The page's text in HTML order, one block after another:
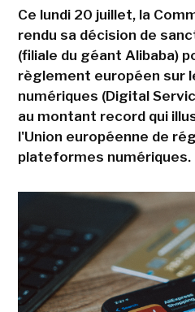
Ce lundi 20 juillet, la
rendu sa décision de
(filiale du géant Alibaba)
règlement européen sur
numériques (Digital
au montant record qui
l'Union européenne de
plateformes numériques.